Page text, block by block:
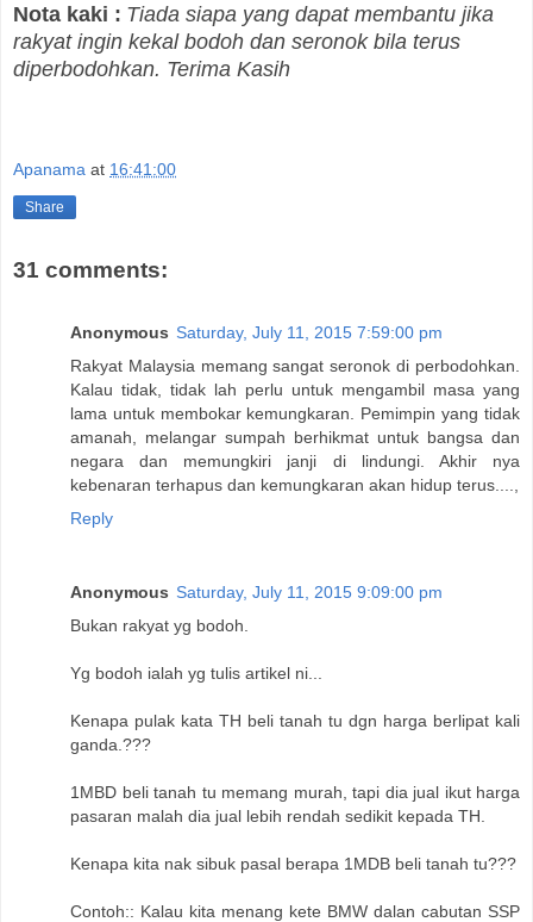
Nota kaki : Tiada siapa yang dapat membantu jika
rakyat ingin kekal bodoh dan seronok bila terus
diperbodohkan. Terima Kasih
Apanama at 16:41:00
Share
31 comments:
Anonymous Saturday, July 11, 2015 7:59:00 pm
Rakyat Malaysia memang sangat seronok di perbodohkan.
Kalau tidak, tidak lah perlu untuk mengambil masa yang
lama untuk membokar kemungkaran. Pemimpin yang tidak
amanah, melangar sumpah berhikmat untuk bangsa dan
negara dan memungkiri janji di lindungi. Akhir nya
kebenaran terhapus dan kemungkaran akan hidup terus....,
Reply
Anonymous Saturday, July 11, 2015 9:09:00 pm
Bukan rakyat yg bodoh.
Yg bodoh ialah yg tulis artikel ni...
Kenapa pulak kata TH beli tanah tu dgn harga berlipat kali
ganda.???
1MBD beli tanah tu memang murah, tapi dia jual ikut harga
pasaran malah dia jual lebih rendah sedikit kepada TH.
Kenapa kita nak sibuk pasal berapa 1MDB beli tanah tu???
Contoh:: Kalau kita menang kete BMW dalan cabutan SSP